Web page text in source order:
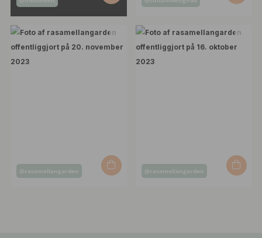
af
af
Opslag
@rasamellangarden
Opslag
@rasamellangarden